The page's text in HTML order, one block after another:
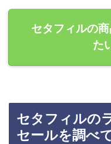
セタフィルの
た
セタフィルの
セールを調べ